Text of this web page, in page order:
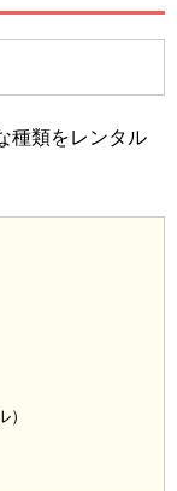
種類をレンタル